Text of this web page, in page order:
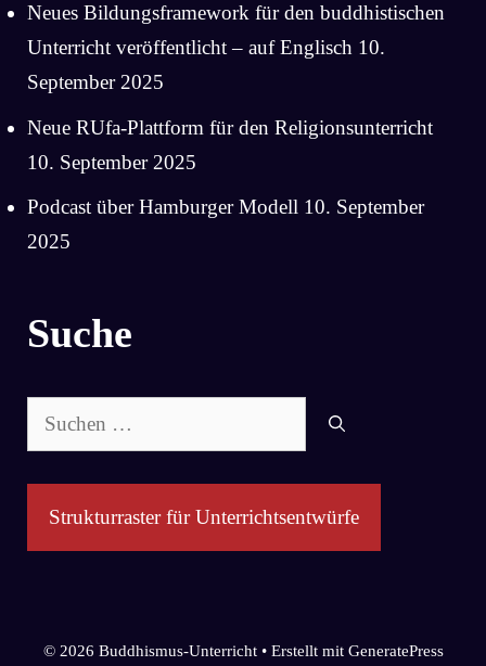
Neues Bildungsframework für den buddhistischen
Unterricht veröffentlicht – auf Englisch 10.
September 2025
Neue RUfa-Plattform für den Religionsunterricht
10. September 2025
Podcast über Hamburger Modell 10. September
2025
Suche
Suchen
nach:
Strukturraster für Unterrichtsentwürfe
© 2026 Buddhismus-Unterricht• Erstellt mit GeneratePress